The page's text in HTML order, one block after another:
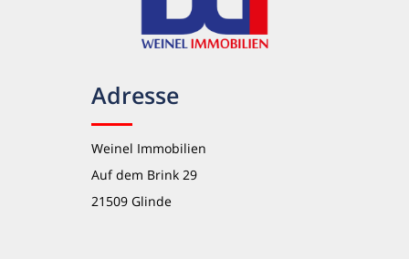
Adresse
Weinel Immobilien
Auf dem Brink 29
21509 Glinde